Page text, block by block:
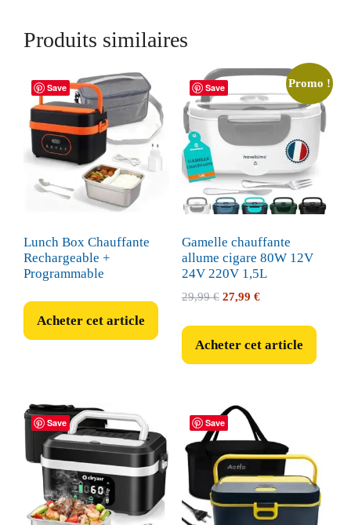
Produits similaires
Save
Lunch Box Chauffante
Rechargeable +
Programmable
Acheter cet article
Save Promo !
Gamelle chauffante
allume cigare 80W 12V
24V 220V 1,5L
29,99€ Le
était :
29,99 €.
27,99 €Le
est :
27,99 €.
Acheter cet article
Save Save